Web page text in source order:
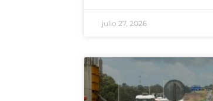
julio 27, 2026